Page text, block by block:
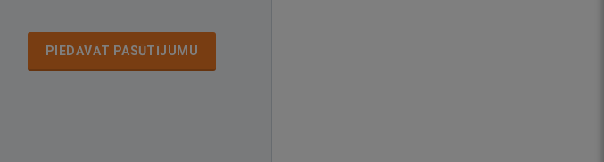
PIEDĀVĀT PASŪTĪJUMU